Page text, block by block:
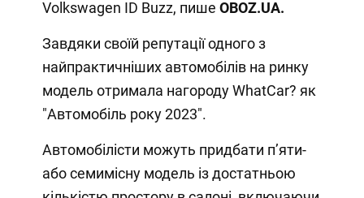
Volkswagen ID Buzz, пише OBOZ.UA.
Завдяки своїй репутації одного з
найпрактичніших автомобілів на ринку
модель отримала нагороду WhatCar? як
"Автомобіль року 2023".
Автомобілісти можуть придбати п’яти-
або семимісну модель із достатньою